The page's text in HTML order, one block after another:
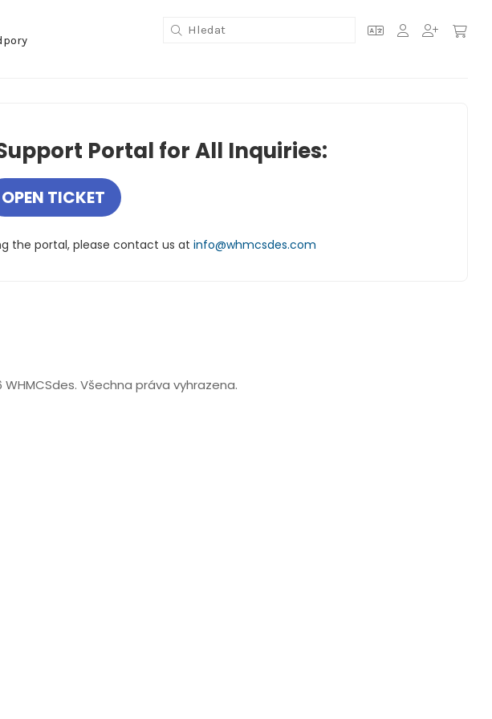
Portal for All Inquiries:
OPEN TICKET
the portal, please contact us at info@whmcsdes.com
Všechna práva vyhrazena.